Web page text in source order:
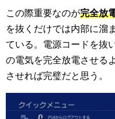
この際重要なのが完全放
を抜くだけでは内部に溜
ている。電源コードを抜
の電気を完全放電させる
させれば完璧だと思う。